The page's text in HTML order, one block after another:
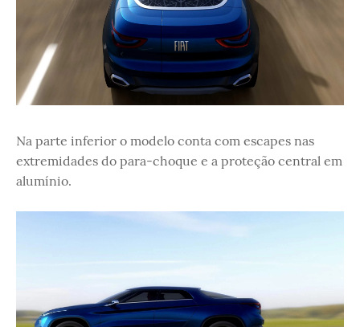
Na parte inferior o modelo conta com escapes nas
extremidades do para-choque e a proteção central em
alumínio.